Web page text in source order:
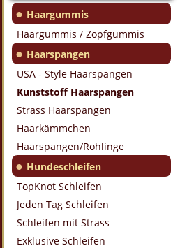
● Haargummis
Haargummis / Zopfgummis
● Haarspangen
USA - Style Haarspangen
Kunststoff Haarspangen
Strass Haarspangen
Haarkämmchen
Haarspangen/Rohlinge
● Hundeschleifen
TopKnot Schleifen
Jeden Tag Schleifen
Schleifen mit Strass
Exklusive Schleifen